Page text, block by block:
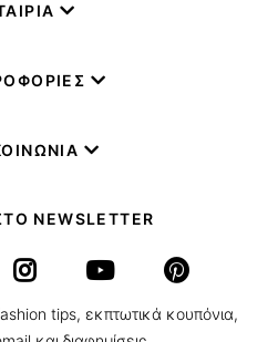
NEWSLETTER
tips, εκπτωτικά κουπόνια,